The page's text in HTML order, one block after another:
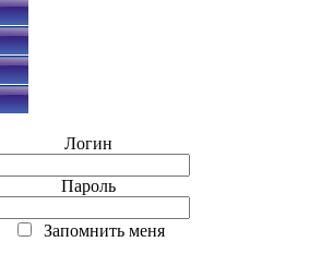
Логин
Пароль
Запомнить меня